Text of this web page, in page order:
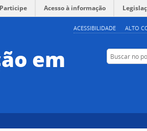
ACESSIBILIDADE ALTO
Participe Acesso à informação
em Buscar no portal